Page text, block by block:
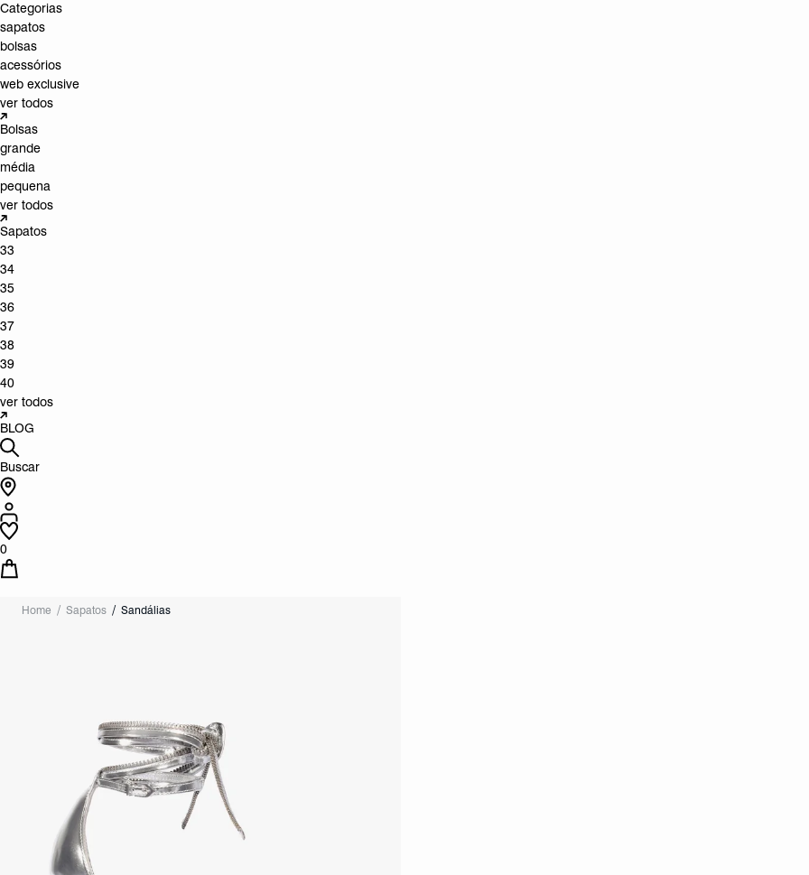
Categorias
sapatos
bolsas
acessórios
web exclusive
ver todos
Bolsas
grande
média
pequena
ver todos
Sapatos
33
34
35
36
37
38
39
40
ver todos
BLOG
Buscar
0
Home Sapatos Sandálias